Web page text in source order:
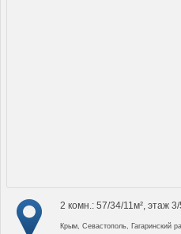
2 комн.: 57/34/11м², этаж 3/
Крым, Севастополь, Гагаринский